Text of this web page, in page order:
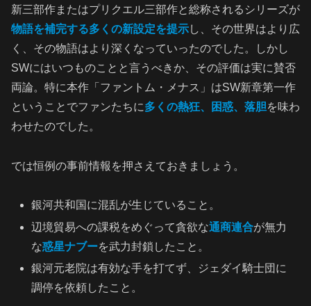
新三部作またはプリクエル三部作と総称されるシリーズが
物語を補完する多くの新設定を提示し、その世界はより広
く、その物語はより深くなっていったのでした。しかし
SWにはいつものことと言うべきか、その評価は実に賛否
両論。特に本作「ファントム・メナス」はSW新章第一作
ということでファンたちに多くの熱狂、困惑、落胆を味わ
わせたのでした。
では恒例の事前情報を押さえておきましょう。
銀河共和国に混乱が生じていること。
辺境貿易への課税をめぐって貪欲な通商連合が無力
な惑星ナブーを武力封鎖したこと。
銀河元老院は有効な手を打てず、ジェダイ騎士団に
調停を依頼したこと。